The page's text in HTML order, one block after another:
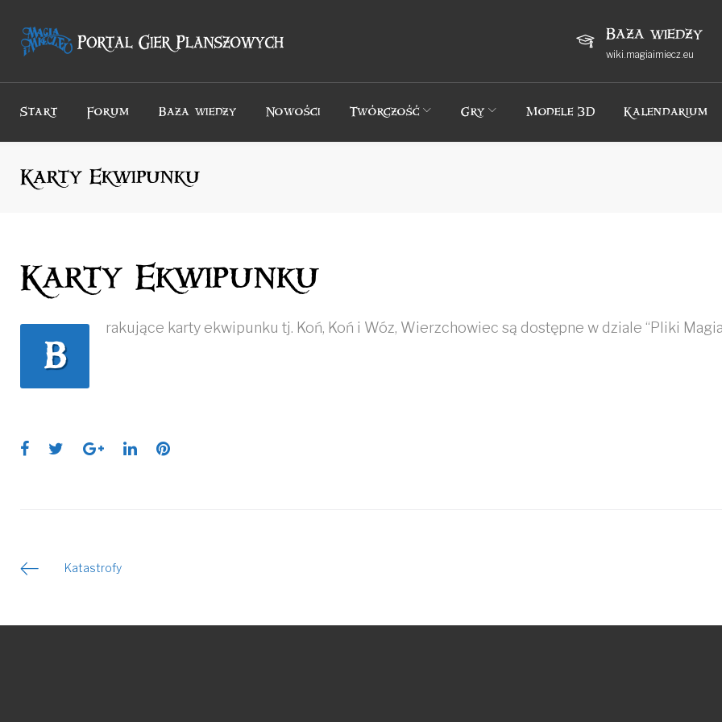
Baza wiedzy
wiki.magiaimiecz.eu
Start Forum Baza wiedzy Nowości Twórczość Gry Modele 3D Kalendarium
Karty Ekwipunku
Karty Ekwipunku
B
rakujące karty ekwipunku tj. Koń, Koń i Wóz, Wierzchowiec są dostępne w dziale “Pliki
Facebook
TwitterGoogle+
LinkedInPinterest
Katastrofy